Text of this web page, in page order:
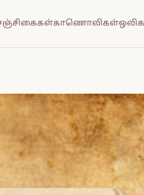
காணொலிகள்